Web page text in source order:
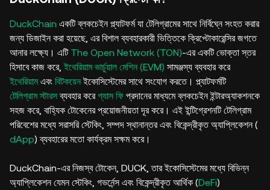
DuckChain একটি ব্লকচেইন প্ল্যাটফর্ম যা টেলিগ্রামের সাথে নির্বিঘ্নে সংহত করার
জন্য ডিজাইন করা হয়েছে, এর বিশাল ব্যবহারকারী ভিত্তিকে ক্রিপ্টোকারেন্সির জগতে
আনার লক্ষ্যে। এটি The Open Network (TON)-এর একটি ভোক্তা স্তর
হিসাবে কাজ করে,ইথেরিয়াম ভার্চুয়াল মেশিন (EVM) সামঞ্জস্য ব্যবহার করে
ইথেরিয়ামএবং বিটকয়েনইকোসিস্টেমের সাথে সংযোগ করতে। প্ল্যাটফর্মটি
টেলিগ্রাম স্টারসব্যবহার করেগ্যাস ফি প্রদানের মাধ্যমে ব্লকচেইন ইন্টারঅ্যাকশনকে
সহজ করে, বাহ্যিক টোকেনের প্রয়োজনীয়তা দূর করে। এই ইন্টিগ্রেশনটি টেলিগ্রাম
পরিবেশের মধ্যে সরাসরি স্টেকিং, সম্পদ স্থানান্তর এবং বিকেন্দ্রীকৃত অ্যাপ্লিকেশন (
dApp) ব্যবহারের মতো কার্যক্রম সক্ষম করে।
DuckChain-এর নিজস্ব টোকেন, DUCK, তার ইকোসিস্টেমের মধ্যে বিভিন্ন
অ্যাপ্লিকেশন যেমন স্টেকিং, গভর্নেন্স এবং বিকেন্দ্রীকৃত আর্থিক (DeFi)